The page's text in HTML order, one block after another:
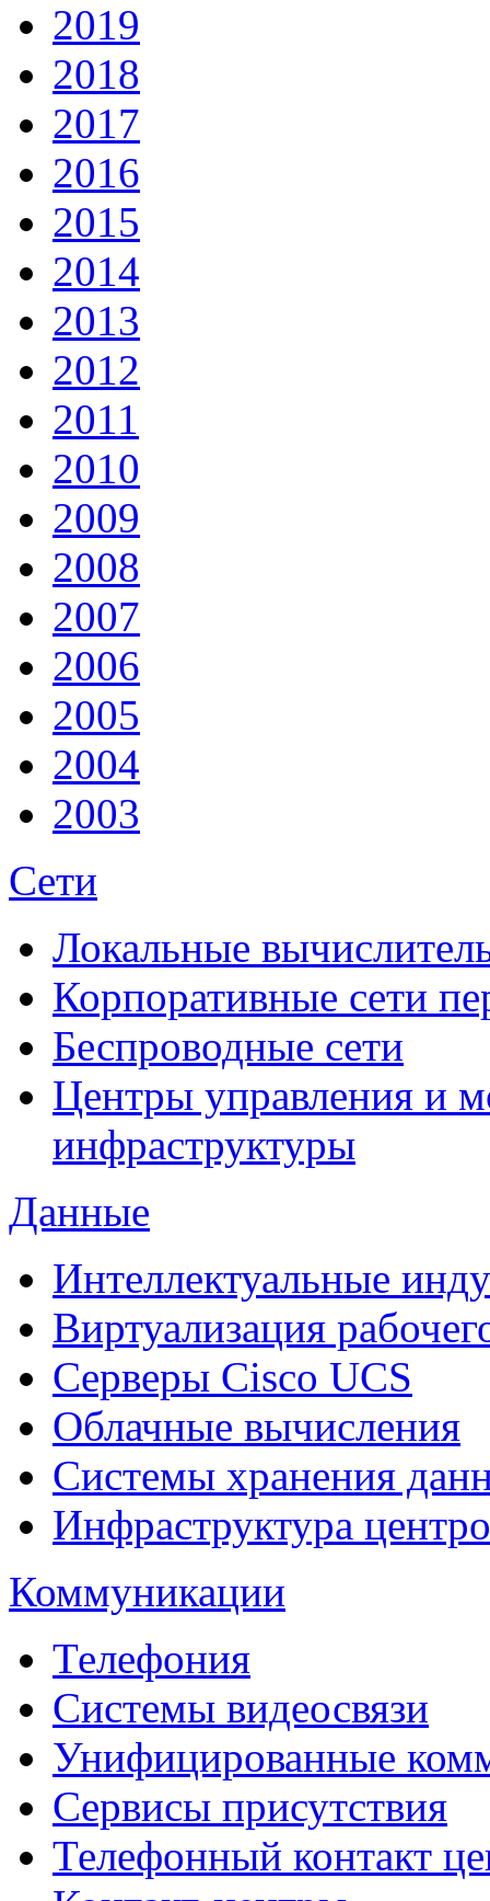
2019
2018
2017
2016
2015
2014
2013
2012
2011
2010
2009
2008
2007
2006
2005
2004
2003
Сети
Локальные
Корпоративные сети
Беспроводные сети
Центры управления и
инфраструктуры
Данные
Интеллектуальные
Виртуализация
Cерверы Cisco UCS
Облачные вычисления
Системы хранения
Инфраструктура
Коммуникации
Телефония
Системы видеосвязи
Унифицированные
Сервисы присутствия
Телефонный контакт